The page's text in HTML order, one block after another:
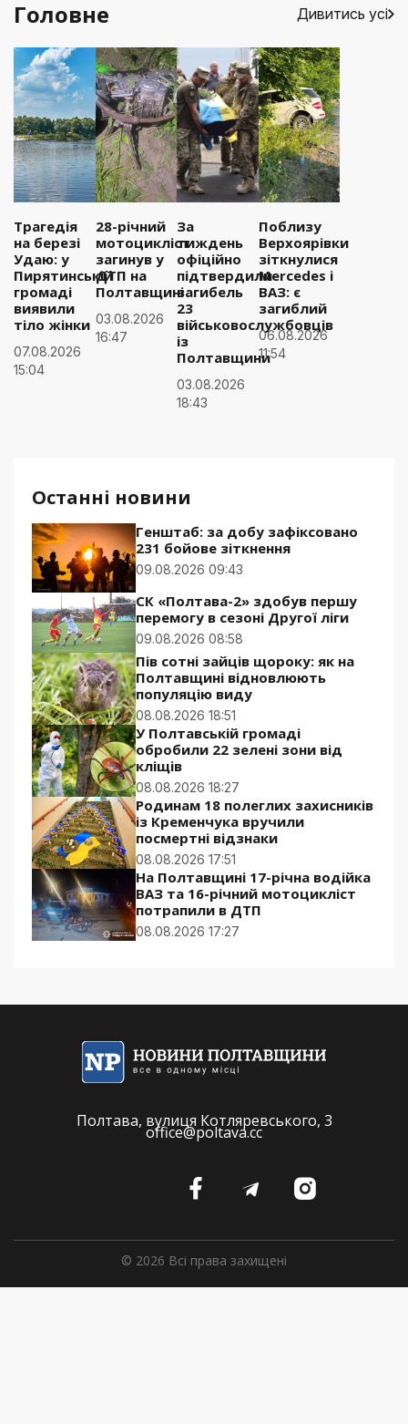
Останні новини
Генштаб: за добу зафіксовано
231 бойове зіткнення
09.08.2026 09:43
СК «Полтава-2» здобув першу
перемогу в сезоні Другої ліги
09.08.2026 08:58
Пів сотні зайців щороку: як на
Полтавщині відновлюють
популяцію виду
08.08.2026 18:51
У Полтавській громаді
обробили 22 зелені зони від
кліщів
08.08.2026 18:27
Родинам 18 полеглих захисників
із Кременчука вручили
посмертні відзнаки
08.08.2026 17:51
На Полтавщині 17-річна водійка
ВАЗ та 16-річний мотоцикліст
потрапили в ДТП
08.08.2026 17:27
Головне Дивитись усі
Трагедія
на березі
Удаю: у
Пирятинській
громаді
виявили
тіло жінки
07.08.2026
15:04
28-річний
мотоцикліст
загинув у
ДТП на
Полтавщині
03.08.2026
16:47
За
тиждень
офіційно
підтвердили
загибель
23
військовослужбовців
із
Полтавщини
03.08.2026
18:43
Поблизу
Верхоярівки
зіткнулися
Mercedes і
ВАЗ: є
загиблий
06.08.2026
11:54
Полтава, вулиця Котляревського, 3
office@poltava.cc
© 2026 Всі права захищені